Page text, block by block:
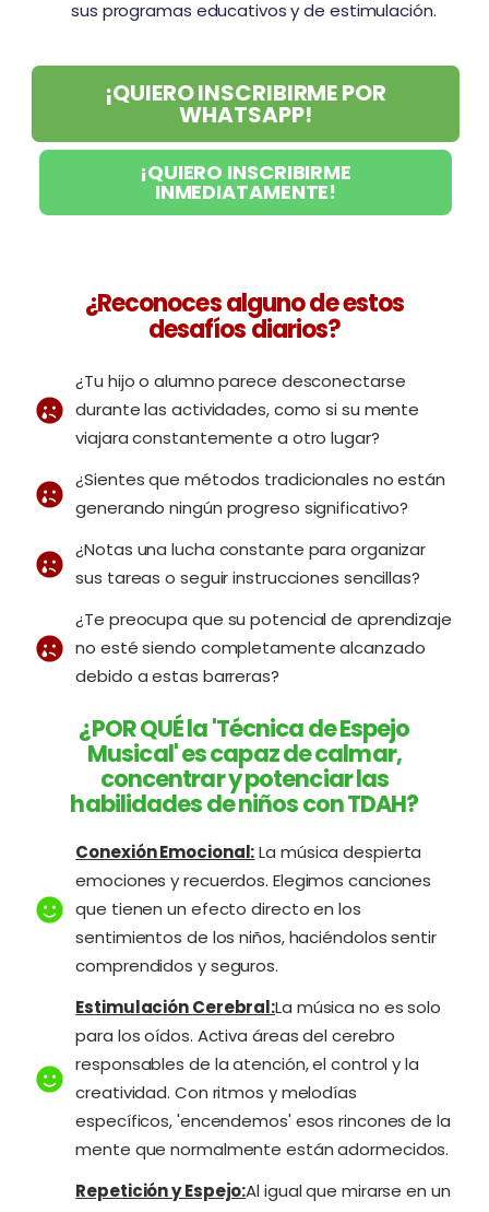
sus programas educativos y de estimulación.
¡QUIERO INSCRIBIRME POR
WHATSAPP!
¡QUIERO INSCRIBIRME
INMEDIATAMENTE!
¿Reconoces alguno de estos
desafíos diarios?
¿Tu hijo o alumno parece desconectarse
durante las actividades, como si su mente
viajara constantemente a otro lugar?
¿Sientes que métodos tradicionales no están
generando ningún progreso significativo?
¿Notas una lucha constante para organizar
sus tareas o seguir instrucciones sencillas?
¿Te preocupa que su potencial de aprendizaje
no esté siendo completamente alcanzado
debido a estas barreras?
¿POR QUÉ la 'Técnica de Espejo
Musical' es capaz de calmar,
concentrar y potenciar las
habilidades de niños con TDAH?
Conexión Emocional:La música despierta
emociones y recuerdos. Elegimos canciones
que tienen un efecto directo en los
sentimientos de los niños, haciéndolos sentir
comprendidos y seguros.
Estimulación Cerebral:La música no es solo
para los oídos. Activa áreas del cerebro
responsables de la atención, el control y la
creatividad. Con ritmos y melodías
específicos, 'encendemos' esos rincones de la
mente que normalmente están adormecidos.
Repetición y Espejo:Al igual que mirarse en un